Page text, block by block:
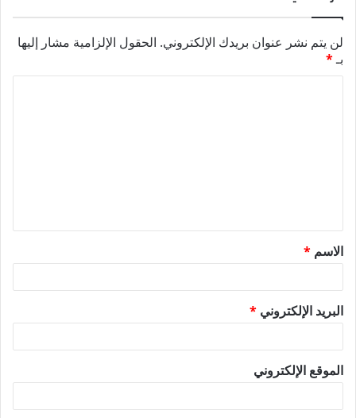
لن يتم نشر عنوان بريدك الإلكتروني. الحقول الإلزامية مشار إليها
بـ*
ق
*
الاسم *
البريد الإلكتروني *
الموقع الإلكتروني